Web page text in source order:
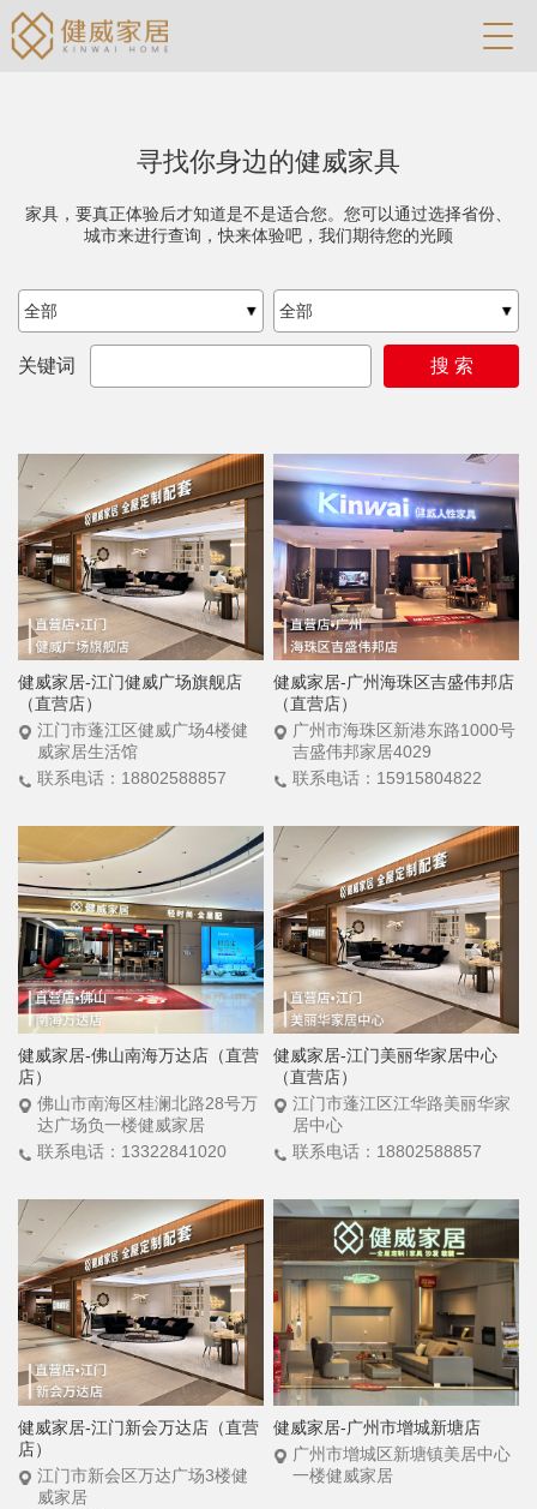
寻找你身边的健威家具
家具，要真正体验后才知道是不是适合您。您可以通过选择省份、
城市来进行查询，快来体验吧，我们期待您的光顾
全部 全部
关键词 搜 索
健威家居-江门健威广场旗舰店
（直营店）
江门市蓬江区健威广场4楼健
威家居生活馆
联系电话：18802588857
健威家居-广州海珠区吉盛伟邦店
（直营店）
广州市海珠区新港东路1000号
吉盛伟邦家居4029
联系电话：15915804822
健威家居-佛山南海万达店（直营
店）
佛山市南海区桂澜北路28号万
达广场负一楼健威家居
联系电话：13322841020
健威家居-江门美丽华家居中心
（直营店）
江门市蓬江区江华路美丽华家
居中心
联系电话：18802588857
健威家居-江门新会万达店（直营
店）
江门市新会区万达广场3楼健
威家居
健威家居-广州市增城新塘店
广州市增城区新塘镇美居中心
一楼健威家居